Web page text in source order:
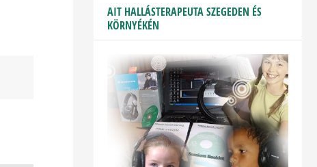
AIT HALLÁSTERAPEUTA SZEGEDEN ÉS
KÖRNYÉKÉN